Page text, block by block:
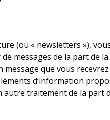
(ou « newsletters »),
messages de la part de
que vous
d’information
autre traitement de la part